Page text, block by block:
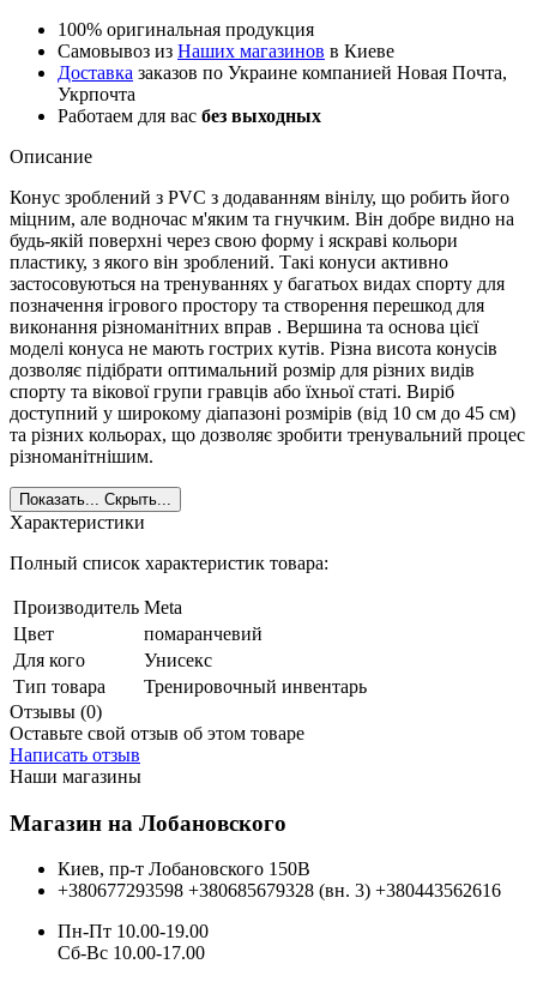
100% оригинальная продукция
Самовывоз из Наших магазинов в Киеве
Доставка заказов по Украине компанией Новая Почта,
Укрпочта
Работаем для вас без выходных
Описание
Конус зроблений з PVC з додаванням вінілу, що робить його
міцним, але водночас м'яким та гнучким. Він добре видно на
будь-якій поверхні через свою форму і яскраві кольори
пластику, з якого він зроблений. Такі конуси активно
застосовуються на тренуваннях у багатьох видах спорту для
позначення ігрового простору та створення перешкод для
виконання різноманітних вправ . Вершина та основа цієї
моделі конуса не мають гострих кутів. Різна висота конусів
дозволяє підібрати оптимальний розмір для різних видів
спорту та вікової групи гравців або їхньої статі. Виріб
доступний у широкому діапазоні розмірів (від 10 см до 45 см)
та різних кольорах, що дозволяє зробити тренувальний процес
різноманітнішим.
Показать... Скрыть...
Характеристики
Полный список характеристик товара:
Производитель Meta
Цвет
помаранчевий
Для кого
Унисекс
Тип товара
Тренировочный инвентарь
Отзывы (0)
Оставьте свой отзыв об этом товаре
Написать отзыв
Наши магазины
Магазин на Лобановского
Киев, пр-т Лобановского 150В
+380677293598 +380685679328 (вн. 3) +380443562616
Пн-Пт 10.00-19.00
Cб-Вс 10.00-17.00